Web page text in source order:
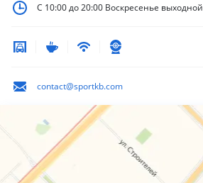
С 10:00 до 20:00 Воскресенье выходной
contact@sportkb.com